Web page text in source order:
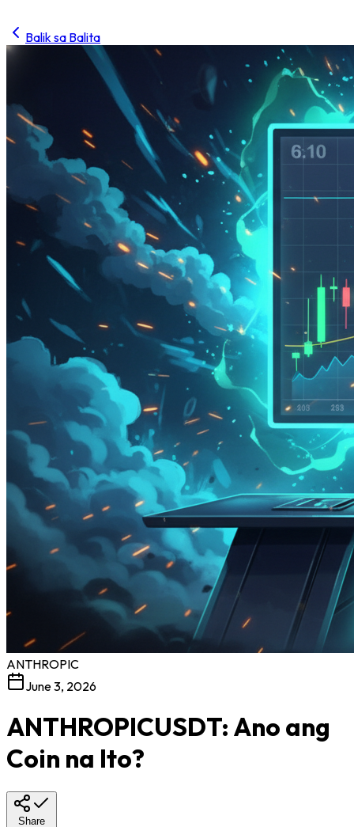
Balik sa Balita
ANTHROPIC
June 3, 2026
ANTHROPICUSDT: Ano ang
Coin na Ito?
Share